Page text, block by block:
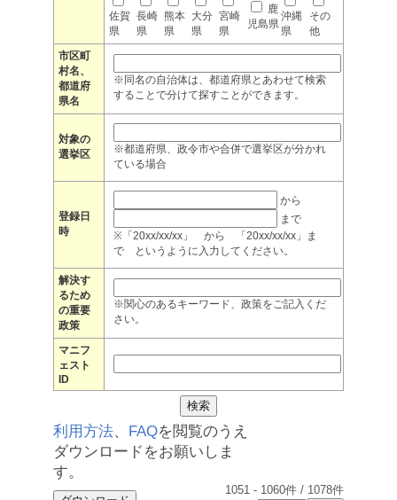
佐賀
県
長崎
県
熊本
県
大分
県
宮崎
県
鹿
児島県
沖縄
県
その
他
市区町
村名、
都道府
県名
※同名の自治体は、都道府県とあわせて検索
することで分けて探すことができます。
対象の
選挙区
※都道府県、政令市や合併で選挙区が分かれ
ている場合
登録日
時
から
まで
※「20xx/xx/xx」 から 「20xx/xx/xx」ま
で というように入力してください。
解決す
るため
の重要
政策
※関心のあるキーワード、政策をご記入くだ
さい。
マニフ
ェスト
ID
利用方法、 FAQを閲覧のうえ
ダウンロードをお願いしま
す。
1051 - 1060件 / 1078件